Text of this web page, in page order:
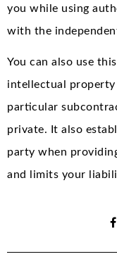
you while using
with the
You can also use
intellectual
particular
private. It also
party when
and limits your